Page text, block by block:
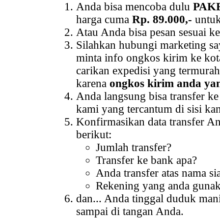
Anda bisa mencoba dulu
harga cuma Rp. 89.000,-
Atau Anda bisa pesan sesuai
Silahkan hubungi marketing
minta info ongkos kirim ke
carikan expedisi yang
karena ongkos kirim anda
Anda langsung bisa transfer
kami yang tercantum di sisi
Konfirmasikan data transfer
berikut:
Jumlah transfer?
Transfer ke bank apa?
Anda transfer atas nama
Rekening yang anda
dan... Anda tinggal duduk
sampai di tangan Anda.